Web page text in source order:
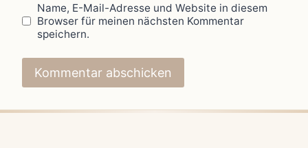
Name, E-Mail-Adresse und Website in diesem
Browser für meinen nächsten Kommentar
speichern.